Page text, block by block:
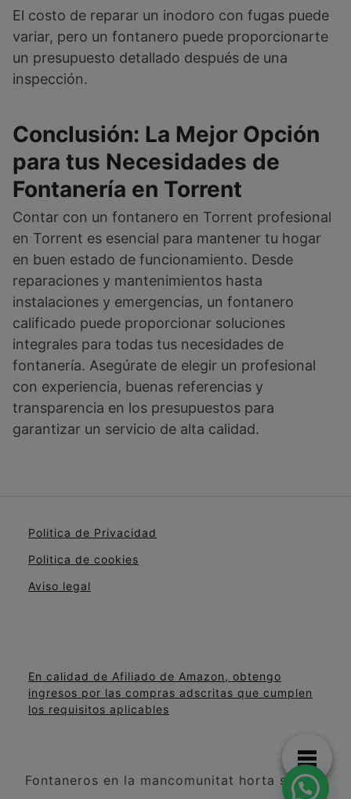
El costo de reparar un inodoro con fugas puede
variar, pero un fontanero puede proporcionarte
un presupuesto detallado después de una
inspección.
Conclusión: La Mejor Opción
para tus Necesidades de
Fontanería en Torrent
Contar con un fontanero en Torrent profesional
en Torrent es esencial para mantener tu hogar
en buen estado de funcionamiento. Desde
reparaciones y mantenimientos hasta
instalaciones y emergencias, un fontanero
calificado puede proporcionar soluciones
integrales para todas tus necesidades de
fontanería. Asegúrate de elegir un profesional
con experiencia, buenas referencias y
transparencia en los presupuestos para
garantizar un servicio de alta calidad.
Politica de Privacidad
Politica de cookies
Aviso legal
En calidad de Afiliado de Amazon, obtengo
ingresos por las compras adscritas que cumplen
los requisitos aplicables
Fontaneros en la mancomunitat horta sud